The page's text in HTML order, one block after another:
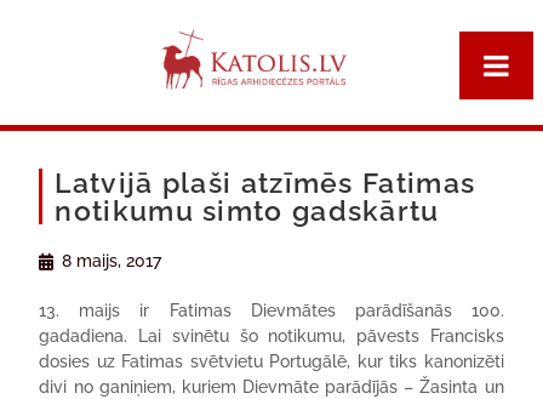
Latvijā plaši atzīmēs Fatimas
notikumu simto gadskārtu
8 maijs, 2017
13. maijs ir Fatimas Dievmātes parādīšanās 100.
gadadiena. Lai svinētu šo notikumu, pāvests Francisks
dosies uz Fatimas svētvietu Portugālē, kur tiks kanonizēti
divi no ganiņiem, kuriem Dievmāte parādījās – Žasinta un